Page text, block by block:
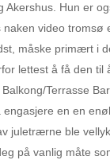
Hun er
video
måske primært
lettest å få den
Terrasse
en en
juletrærne ble
på vanlig måte